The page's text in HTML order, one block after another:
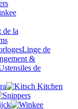
de la
Linge de
&
de